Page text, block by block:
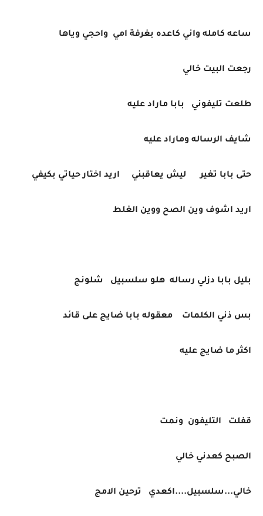
ساعه كامله واني كاعده بغرفة امي واحجي وياها
رجعت البيت خالي
طلعت تليفوني بابا ماراد عليه
شايف الرساله وماراد عليه
حتى بابا تغير ليش يعاقبني اريد اختار حياتي بكيفي
اريد اشوف وين الصح ووين الغلط
بليل بابا دزلي رساله هلو سلسبيل شلونج
بس ذني الكلمات معقوله بابا ضايج على قائد
اكثر ما ضايج عليه
قفلت التليفون ونمت
الصبح كعدني خالي
خالي...سلسبيل....اكعدي ترحين الامج